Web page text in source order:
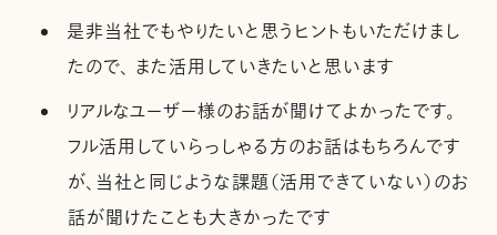
是非当社でもやりたいと思うヒントもいただけまし
たので、 また活用していきたいと思います
リアルなユーザー様のお話が聞けてよかったです。
フル活用していらっしゃる方のお話はもちろんです
が、当社と同じような課題（活用できていない）のお
話が聞けたことも大きかったです